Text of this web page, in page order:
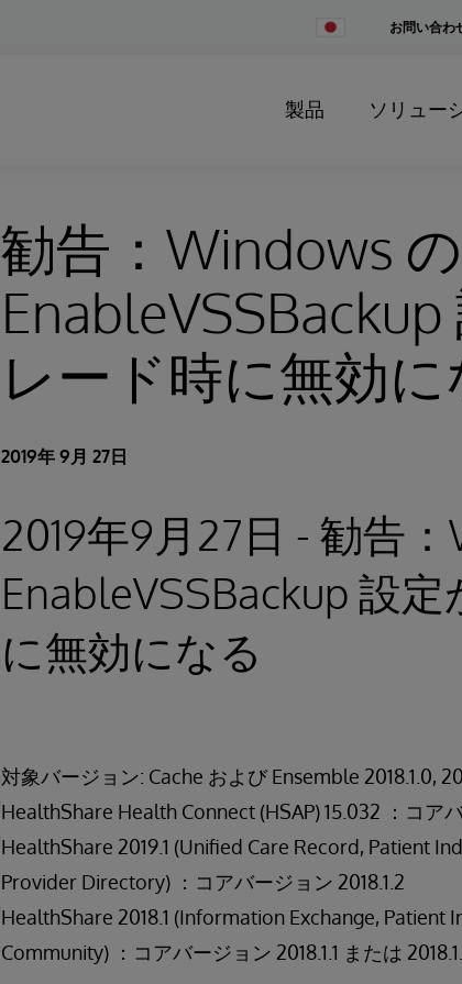
Change
お問い合わ
製品 ソリュー
勧告：Windows の
レード時に無効に
2019年 9月 27日
2019年9月27日 - 勧告
EnableVSSBackup 設
に無効になる
対象バージョン: Cache および Ensemble 2018.1.0,
HealthShare Health Connect (HSAP) 15.032 ：コアバ
HealthShare 2019.1 (Unified Care Record, Patient
Provider Directory) ：コアバージョン 2018.1.2
HealthShare 2018.1 (Information Exchange, Patient
Community) ：コアバージョン 2018.1.1 または